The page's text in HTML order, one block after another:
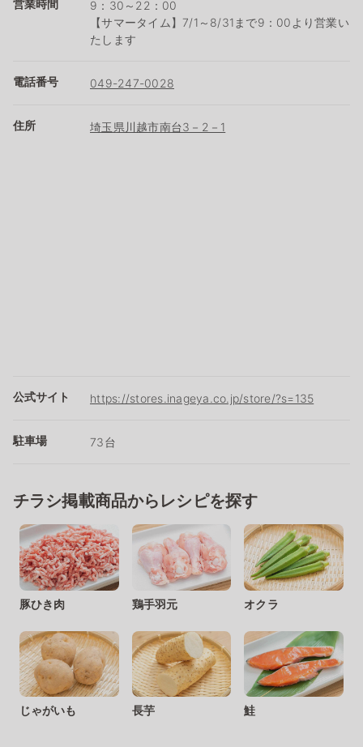
営業時間
9：30～22：00
【サマータイム】7/1～8/31まで9：00より営業い
たします
電話番号 049-247-0028
住所 埼玉県川越市南台3－2－1
公式サイト https://stores.inageya.co.jp/store/?s=135
駐車場 73台
チラシ掲載商品からレシピを探す
豚ひき肉 鶏手羽元 オクラ
じゃがいも 長芋 鮭